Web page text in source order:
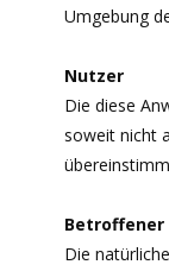
Umgebung
Nutzer
Die diese
soweit nicht
Betroffener
Die